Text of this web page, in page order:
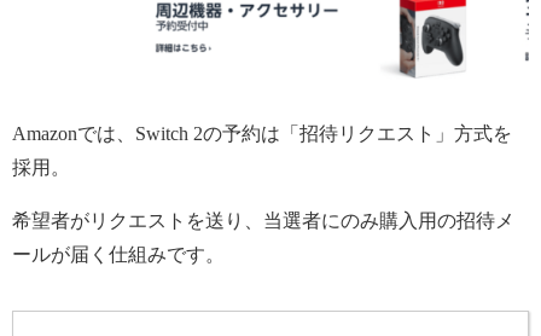
Amazonでは、Switch 2の予約は「招待リクエスト」方式を
採用。
希望者がリクエストを送り、当選者にのみ購入用の招待メ
ールが届く仕組みです。